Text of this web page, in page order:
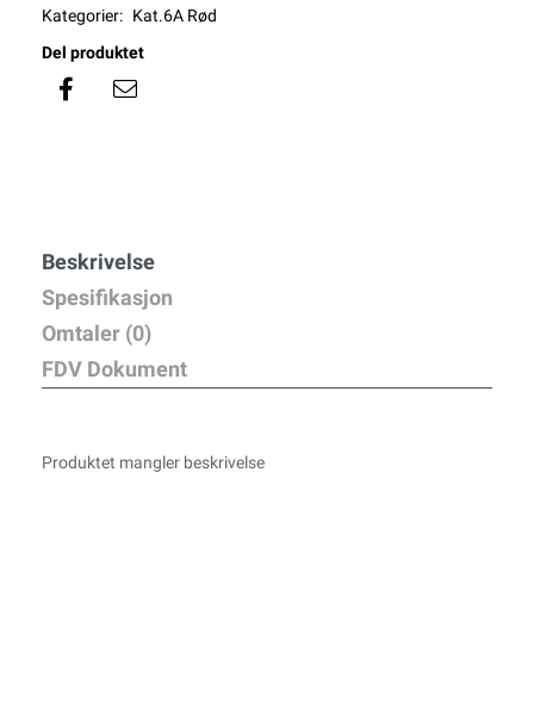
Kategorier: Kat.6A Rød
Del produktet
Beskrivelse
Spesifikasjon
Omtaler (0)
FDV Dokument
Produktet mangler beskrivelse